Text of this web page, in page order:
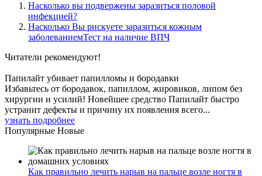
Насколько вы подвержены заразиться половой
инфекцией?
Насколько Вы рискуете заразиться кожным
заболеваниемТест на наличие ВПЧ
Читатели рекомендуют!
Папилайт убивает папилломы и бородавки
Избавьтесь от бородавок, папиллом, жировиков, липом без
хирургии и усилий! Новейшее средство Папилайт быстро
устранит дефекты и причину их появления всего...
узнать подробнее
Популярные Новые
Как правильно лечить нарыв на пальце возле ногтя в